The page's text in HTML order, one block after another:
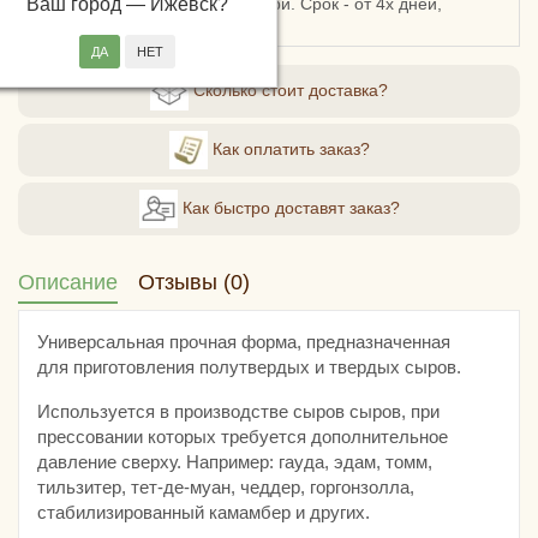
Ваш город — Ижевск?
Сколько стоит доставка?
Как оплатить заказ?
Как быстро доставят заказ?
Описание Отзывы (0)
Универсальная прочная форма, предназначенная
для приготовления полутвердых и твердых сыров.
Используется в производстве сыров сыров, при
прессовании которых требуется дополнительное
давление сверху. Например: гауда, эдам, томм,
тильзитер, тет-де-муан, чеддер, горгонзолла,
стабилизированный камамбер и других.